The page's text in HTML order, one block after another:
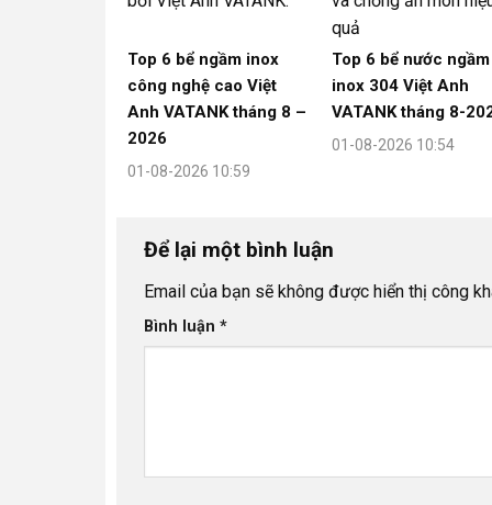
Top 6 bể ngầm inox
công nghệ cao Việt
Anh VATANK tháng 8 –
2026
01-08-2026 10:59
Top 6 bể nước ngầm
inox 304 Việt Anh
VATANK tháng 8-
01-08-2026 10:54
Để lại một bình luận
Email của bạn sẽ không được hiển thị công
Bình luận *